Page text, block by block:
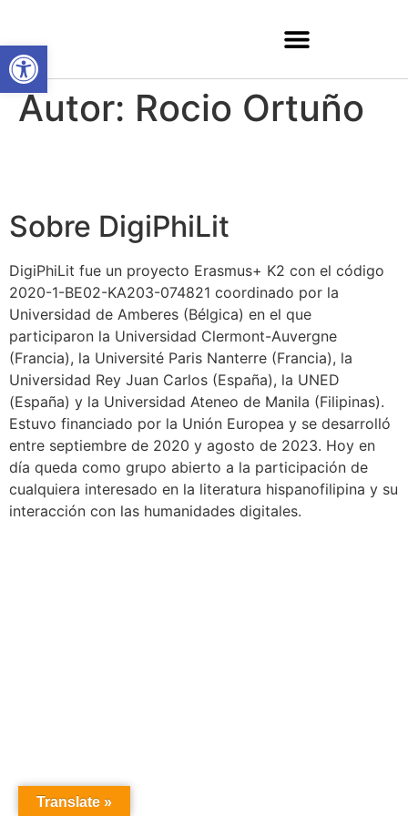
Autor: Rocio Ortuño
Sobre DigiPhiLit
DigiPhiLit fue un proyecto Erasmus+ K2 con el código
2020-1-BE02-KA203-074821 coordinado por la
Universidad de Amberes (Bélgica) en el que
participaron la Universidad Clermont-Auvergne
(Francia), la Université Paris Nanterre (Francia), la
Universidad Rey Juan Carlos (España), la UNED
(España) y la Universidad Ateneo de Manila (Filipinas).
Estuvo financiado por la Unión Europea y se desarrolló
entre septiembre de 2020 y agosto de 2023. Hoy en
día queda como grupo abierto a la participación de
cualquiera interesado en la literatura hispanofilipina y su
interacción con las humanidades digitales.
Translate »
Abrir barra de herramientas